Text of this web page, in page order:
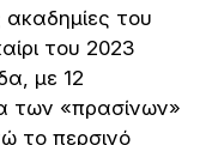
ακαδημίες του
του 2023
με 12
των «πρασίνων»
το περσινό